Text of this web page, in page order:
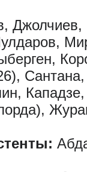
Джолчиев,